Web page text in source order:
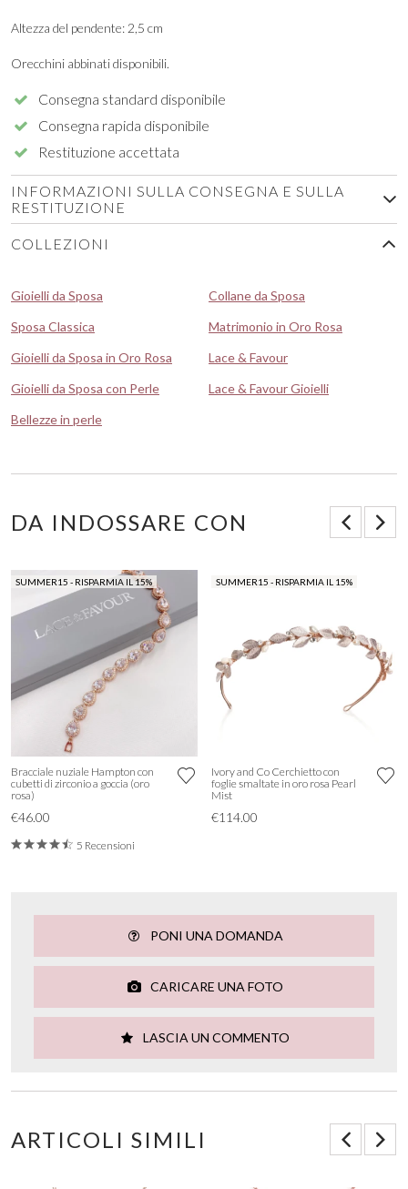
Altezza del pendente: 2,5 cm
Orecchini abbinati disponibili.
Consegna standard disponibile
Consegna rapida disponibile
Restituzione accettata
INFORMAZIONI SULLA CONSEGNA E SULLA
RESTITUZIONE
COLLEZIONI
Gioielli da Sposa
Collane da Sposa
Sposa Classica
Matrimonio in Oro Rosa
Gioielli da Sposa in Oro Rosa
Lace & Favour
Gioielli da Sposa con Perle
Lace & Favour Gioielli
Bellezze in perle
DA INDOSSARE CON
SUMMER15 - RISPARMIA IL 15%
Bracciale nuziale Hampton con
cubetti di zirconio a goccia (oro
rosa)
€46.00
5 Recensioni
SUMMER15 - RISPARMIA IL 15%
Ivory and Co Cerchietto con
foglie smaltate in oro rosa Pearl
Mist
€114.00
PONI UNA DOMANDA
CARICARE UNA FOTO
LASCIA UN COMMENTO
ARTICOLI SIMILI